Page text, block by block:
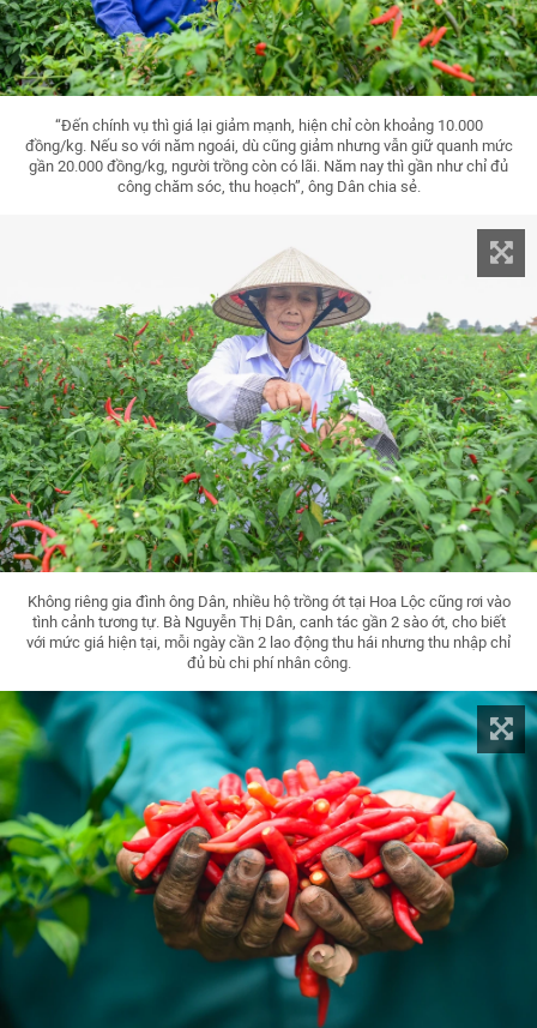
“Đến chính vụ thì giá lại giảm mạnh, hiện chỉ còn khoảng 10.000
đồng/kg. Nếu so với năm ngoái, dù cũng giảm nhưng vẫn giữ quanh mức
gần 20.000 đồng/kg, người trồng còn có lãi. Năm nay thì gần như chỉ đủ
công chăm sóc, thu hoạch”, ông Dân chia sẻ.
Không riêng gia đình ông Dân, nhiều hộ trồng ớt tại Hoa Lộc cũng rơi vào
tình cảnh tương tự. Bà Nguyễn Thị Dân, canh tác gần 2 sào ớt, cho biết
với mức giá hiện tại, mỗi ngày cần 2 lao động thu hái nhưng thu nhập chỉ
đủ bù chi phí nhân công.